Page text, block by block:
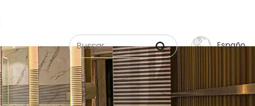
Español
English